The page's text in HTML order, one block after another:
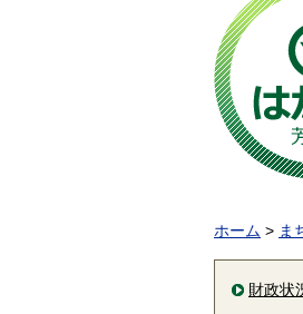
ホーム > ま
財政状